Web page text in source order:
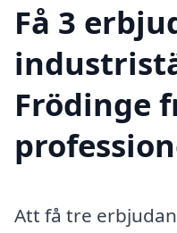
Få 3
Frödinge
Att få tre